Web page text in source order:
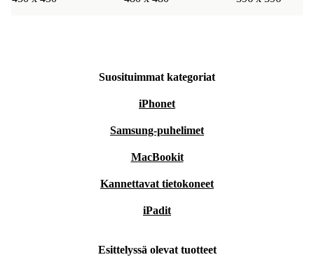
Suosituimmat kategoriat
iPhonet
Samsung-puhelimet
MacBookit
Kannettavat tietokoneet
iPadit
Esittelyssä olevat tuotteet